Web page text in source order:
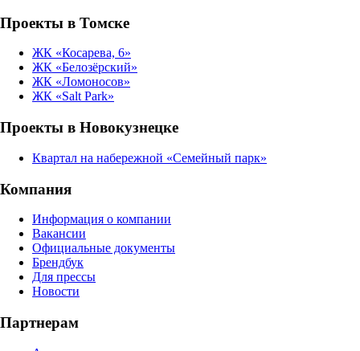
Проекты в Томске
ЖК «Косарева, 6»
ЖК «Белозёрский»
ЖК «Ломоносов»
ЖК «Salt Park»
Проекты в Новокузнецке
Квартал на набережной «Семейный парк»
Компания
Информация о компании
Вакансии
Официальные документы
Брендбук
Для прессы
Новости
Партнерам